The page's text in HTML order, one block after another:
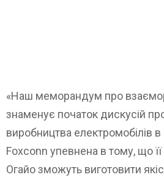
«Наш меморандум про
знаменує початок дискусій
виробництва електромобілів
Foxconn упевнена в тому, що її
Огайо зможуть виготовити